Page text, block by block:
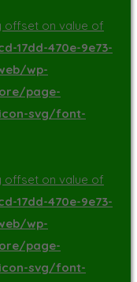
offset on value of
17dd-470e-9e73-
wp-
page-
svg/font-
offset on value of
17dd-470e-9e73-
wp-
page-
svg/font-